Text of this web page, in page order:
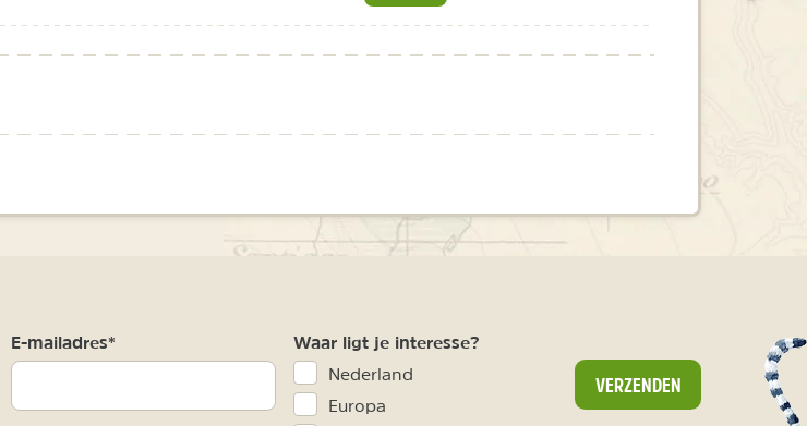
E-mailadres* Waar ligt je interesse?
Nederland
Europa
VERZENDEN